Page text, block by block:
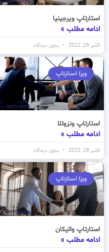
استارتاپ ویرجینیا
ادامه مطلب »
اکتبر 28, 2022 بدون دیدگاه
ویزا استارتاپ
استارتاپ ونزوئلا
ادامه مطلب »
اکتبر 28, 2022 بدون دیدگاه
ویزا استارتاپ
استارتاپ واتیکان
ادامه مطلب »